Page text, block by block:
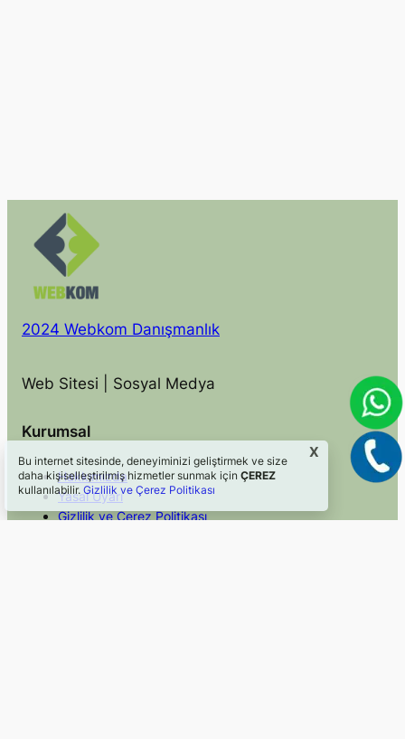
2024 Webkom Danışmanlık
Web Sitesi | Sosyal Medya
Kurumsal
Hakkımızda
Yasal Uyarı
Gizlilik ve Çerez Politikası
Bu internet sitesinde, deneyiminizi geliştirmek ve size
daha kişiselleştirilmiş hizmetler sunmak için ÇEREZ
kullanılabilir. Gizlilik ve Çerez Politikası
X